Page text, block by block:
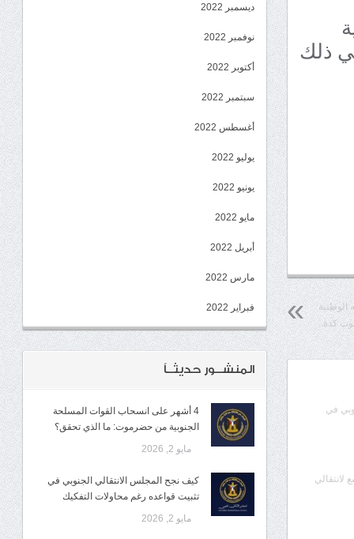
ذلك
الوطنية
كدة..
في
لانتقالي
ديسمبر 2022
نوفمبر 2022
أكتوبر 2022
سبتمبر 2022
أغسطس 2022
يوليو 2022
يونيو 2022
مايو 2022
أبريل 2022
مارس 2022
فبراير 2022
المنشــور حديثــاً
4 أشهر على انسحاب القوات المسلحة
الجنوبية من حضرموت: ما الذي تحقق؟
مايو 2, 2026
كيف نجح المجلس الانتقالي الجنوبي في
تثبيت قواعده رغم محاولات التفكيك
مايو 2, 2026